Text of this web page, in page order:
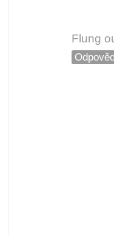
Flung